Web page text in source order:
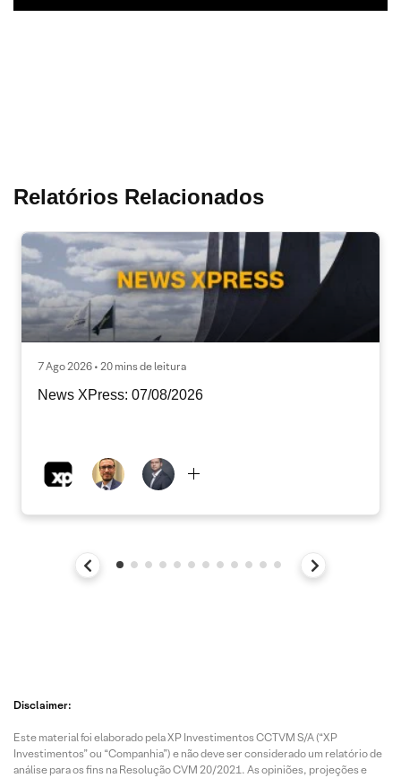
Relatórios Relacionados
7 Ago 2026 • 20 mins de leitura
News XPress: 07/08/2026
Disclaimer:
Este material foi elaborado pela XP Investimentos CCTVM S/A (“XP
Investimentos” ou “Companhia”) e não deve ser considerado um relatório de
análise para os fins na Resolução CVM 20/2021. As opiniões, projeções e